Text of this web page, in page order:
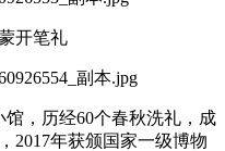
开笔礼
，历经60个春秋洗礼，成
2017年获颁国家一级博物